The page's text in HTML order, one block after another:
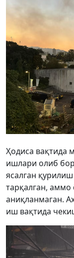
Ҳодиса вақтида
ишлари олиб
ясалган
тарқалган, аммо
аниқланмаган.
иш вақтида